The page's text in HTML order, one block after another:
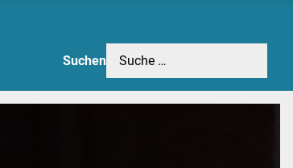
Suchen